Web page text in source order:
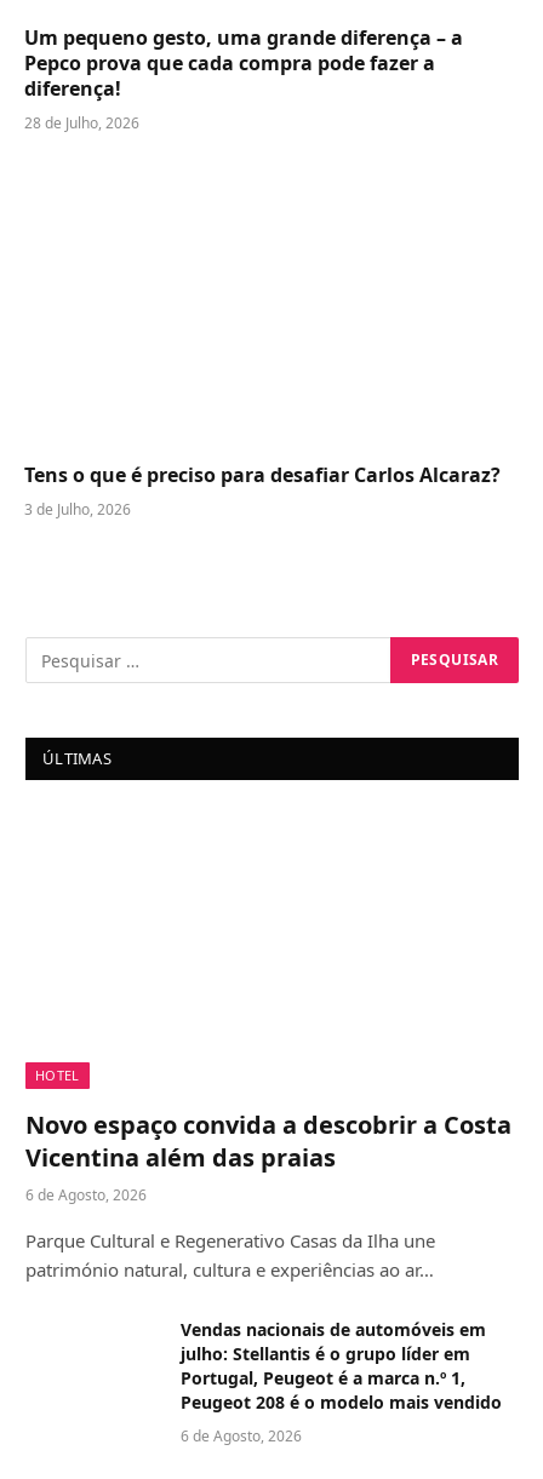
Um pequeno gesto, uma grande diferença – a
Pepco prova que cada compra pode fazer a
diferença!
28 de Julho, 2026
Tens o que é preciso para desafiar Carlos Alcaraz?
3 de Julho, 2026
ÚLTIMAS
HOTEL
Novo espaço convida a descobrir a Costa
Vicentina além das praias
6 de Agosto, 2026
Parque Cultural e Regenerativo Casas da Ilha une
património natural, cultura e experiências ao ar…
Vendas nacionais de automóveis em
julho: Stellantis é o grupo líder em
Portugal, Peugeot é a marca n.º 1,
Peugeot 208 é o modelo mais vendido
6 de Agosto, 2026